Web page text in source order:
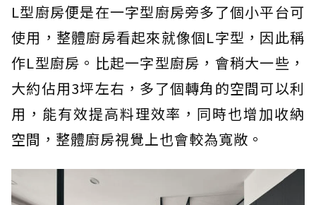
L型廚房便是在一字型廚房旁多了個小平台可
使用，整體廚房看起來就像個L字型，因此稱
作L型廚房。比起一字型廚房，會稍大一些，
大約佔用3坪左右，多了個轉角的空間可以利
用，能有效提高料理效率，同時也增加收納
空間，整體廚房視覺上也會較為寬敞。